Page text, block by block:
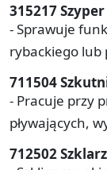
315217 Szyper
- Sprawuje
rybackiego
711504
- Pracuje przy
pływających,
712502 Szklarz